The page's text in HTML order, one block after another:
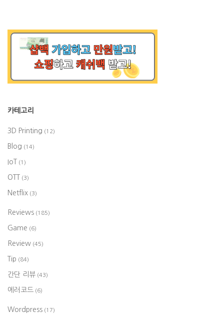
카테고리
3D Printing (12)
Blog (14)
IoT (1)
OTT (3)
Netflix (3)
Reviews (185)
Game (6)
Review (45)
Tip (84)
간단 리뷰 (43)
에러코드 (6)
Wordpress (17)